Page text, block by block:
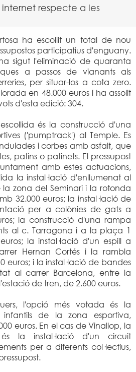
respecte a les
ha escollit un total de nou
participatius d'enguany.
sigut l'eliminació de quaranta
a passos de vianants als
per situar-los a cota zero.
en 48.000 euros i ha assolit
d'esta edició: 304.
és la construcció d'una
('pumptrack') al Temple. Es
i corbes amb asfalt, que
patins o patinets. El pressupost
amb estes actuacions,
la instal·lació d'enllumenat al
zona del Seminari i la rotonda
32.000 euros; la instal·lació de
per a colònies de gats a
la construcció d'una rampa
al c. Tarragona i a la plaça 1
la instal·lació d'un espill a
Hernan Cortés i la rambla
euros; i la instal·lació de bandes
al carrer Barcelona, entre la
de tren, de 2.600 euros.
l'opció més votada és la
de la zona esportiva,
euros. En el cas de Vinallop, la
la instal·lació d'un circuit
per a diferents col·lectius,